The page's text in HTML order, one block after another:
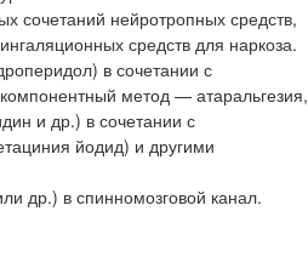
сочетаний нейротропных средств,
средств для наркоза.
в сочетании с
метод — атаральгезия,
и др.) в сочетании с
йодид) и другими
др.) в спинномозговой канал.